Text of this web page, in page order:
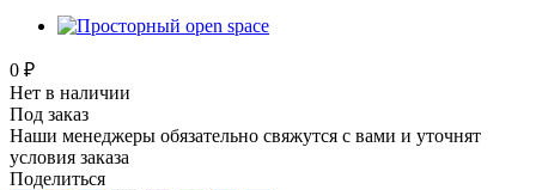
0 ₽
Нет в наличии
Под заказ
Наши менеджеры обязательно свяжутся с вами и уточнят
условия заказа
Поделиться